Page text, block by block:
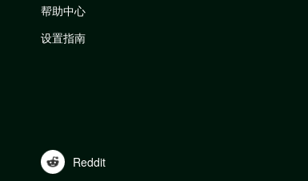
帮助中心
设置指南
Reddit